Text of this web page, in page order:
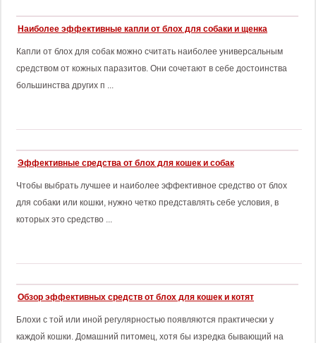
Наиболее эффективные капли от блох для собаки и щенка
Капли от блох для собак можно считать наиболее универсальным
средством от кожных паразитов. Они сочетают в себе достоинства
большинства других п ...
Эффективные средства от блох для кошек и собак
Чтобы выбрать лучшее и наиболее эффективное средство от блох
для собаки или кошки, нужно четко представлять себе условия, в
которых это средство ...
Обзор эффективных средств от блох для кошек и котят
Блохи с той или иной регулярностью появляются практически у
каждой кошки. Домашний питомец, хотя бы изредка бывающий на